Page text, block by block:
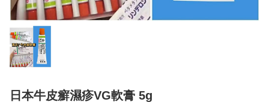
日本牛皮癬濕疹VG軟膏 5g